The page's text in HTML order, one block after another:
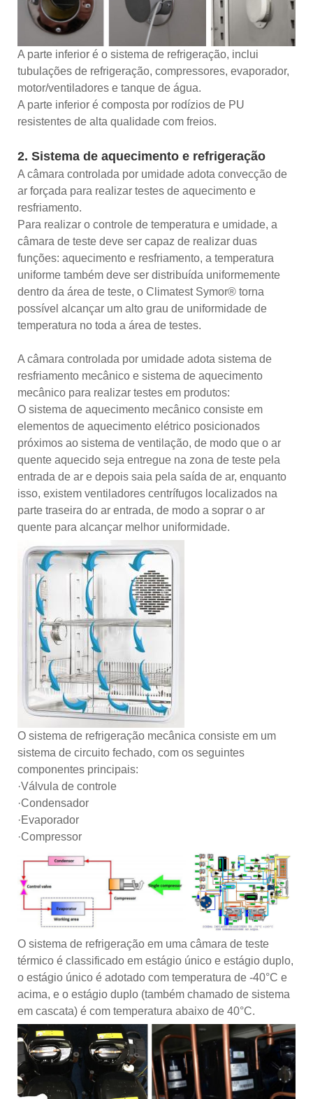
A parte inferior é o sistema de refrigeração, inclui
tubulações de refrigeração, compressores, evaporador,
motor/ventiladores e tanque de água.
A parte inferior é composta por rodízios de PU
resistentes de alta qualidade com freios.
2. Sistema de aquecimento e refrigeração
A câmara controlada por umidade adota convecção de
ar forçada para realizar testes de aquecimento e
resfriamento.
Para realizar o controle de temperatura e umidade, a
câmara de teste deve ser capaz de realizar duas
funções: aquecimento e resfriamento, a temperatura
uniforme também deve ser distribuída uniformemente
dentro da área de teste, o Climatest Symor® torna
possível alcançar um alto grau de uniformidade de
temperatura no toda a área de testes.
A câmara controlada por umidade adota sistema de
resfriamento mecânico e sistema de aquecimento
mecânico para realizar testes em produtos:
O sistema de aquecimento mecânico consiste em
elementos de aquecimento elétrico posicionados
próximos ao sistema de ventilação, de modo que o ar
quente aquecido seja entregue na zona de teste pela
entrada de ar e depois saia pela saída de ar, enquanto
isso, existem ventiladores centrífugos localizados na
parte traseira do ar entrada, de modo a soprar o ar
quente para alcançar melhor uniformidade.
O sistema de refrigeração mecânica consiste em um
sistema de circuito fechado, com os seguintes
componentes principais:
·Válvula de controle
·Condensador
·Evaporador
·Compressor
O sistema de refrigeração em uma câmara de teste
térmico é classificado em estágio único e estágio duplo,
o estágio único é adotado com temperatura de -40°C e
acima, e o estágio duplo (também chamado de sistema
em cascata) é com temperatura abaixo de 40°C.